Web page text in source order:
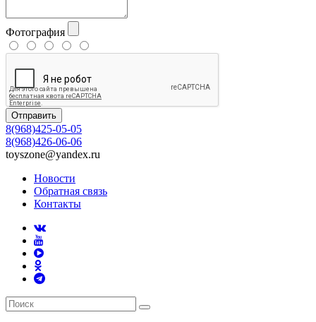
Фотография
Отправить
8(968)425-05-05
8(968)426-06-06
toyszone@yandex.ru
Новости
Обратная связь
Контакты